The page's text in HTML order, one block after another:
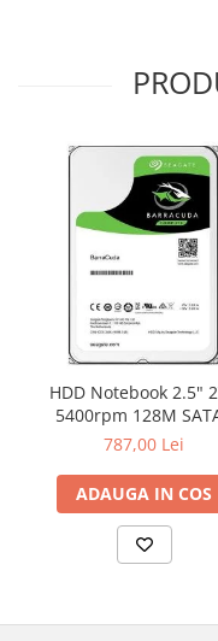
HDD Notebook 2.5" 2TB
5400rpm 128M
SEAGATE
787,00 Lei
ADAUGA IN COS